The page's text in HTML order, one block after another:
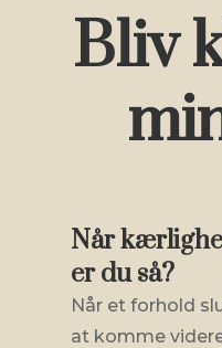
Bliv
Når
er du så?
Når et forhold
at komme